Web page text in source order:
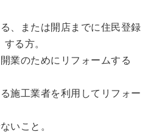
、または開店までに住民登録
る方。
業のためにリフォームする
施工業者を利用してリフォー
いこと。